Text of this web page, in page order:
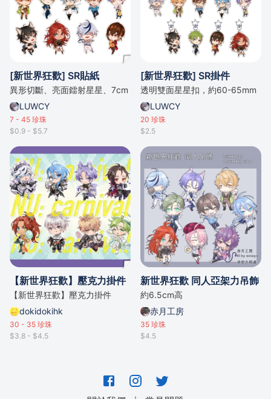
[新世界狂歡] SR貼紙
異形切斷、亮面鐳射星星、7cm
LUWCY
7 - 45 珍珠
$0.9 - $5.7
[新世界狂歡] SR掛件
透明雙面星星扣，約60-65mm
LUWCY
20 珍珠
$2.5
【新世界狂歡】壓克力掛件
【新世界狂歡】壓克力掛件
dokidokihk
30 - 35 珍珠
$3.8 - $4.5
新世界狂歡 同人亞架力吊飾
約6.5cm高
赤月工房
35 珍珠
$4.5